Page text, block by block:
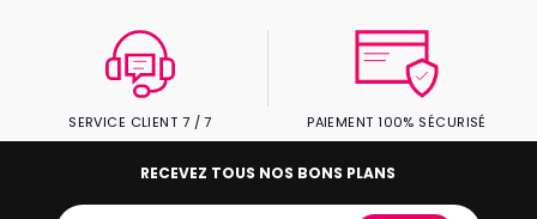
SERVICE CLIENT 7 / 7 PAIEMENT 100% SÉCURISÉ
RECEVEZ TOUS NOS BONS PLANS